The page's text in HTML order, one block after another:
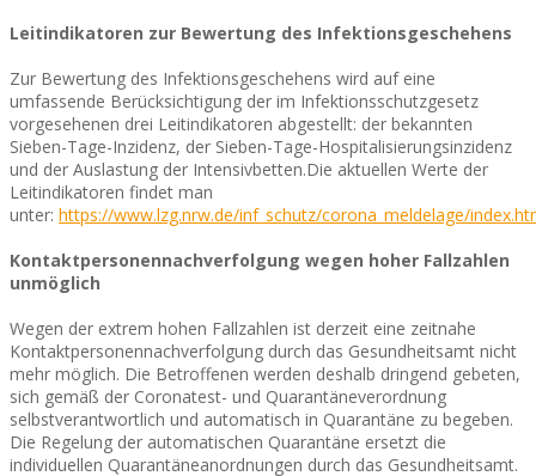
Leitindikatoren zur Bewertung des Infektionsgeschehens
Zur Bewertung des Infektionsgeschehens wird auf eine
umfassende Berücksichtigung der im Infektionsschutzgesetz
vorgesehenen drei Leitindikatoren abgestellt: der bekannten
Sieben-Tage-Inzidenz, der Sieben-Tage-Hospitalisierungsinzidenz
und der Auslastung der Intensivbetten.Die aktuellen Werte der
Leitindikatoren findet man
unter: https://www.lzg.nrw.de/inf_schutz/corona_meldelage/
Kontaktpersonennachverfolgung wegen hoher Fallzahlen
unmöglich
Wegen der extrem hohen Fallzahlen ist derzeit eine zeitnahe
Kontaktpersonennachverfolgung durch das Gesundheitsamt nicht
mehr möglich. Die Betroffenen werden deshalb dringend gebeten,
sich gemäß der Coronatest- und Quarantäneverordnung
selbstverantwortlich und automatisch in Quarantäne zu begeben.
Die Regelung der automatischen Quarantäne ersetzt die
individuellen Quarantäneanordnungen durch das Gesundheitsamt.